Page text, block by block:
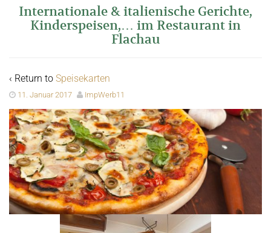
Internationale & italienische Gerichte,
Kinderspeisen,… im Restaurant in
Flachau
‹ Return to Speisekarten
11. Januar 2017 ImpWerb11